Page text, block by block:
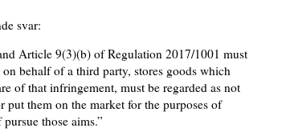
svar:
Article 9(3)(b) of Regulation 2017/1001 must
behalf of a third party, stores goods which
of that infringement, must be regarded as not
them on the market for the purposes of
those aims.”